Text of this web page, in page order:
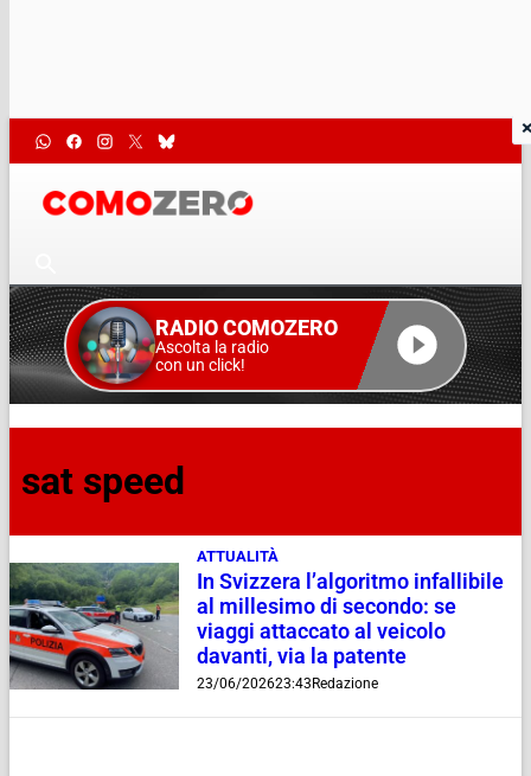
RADIO COMOZERO
Ascolta la radio
con un click!
sat speed
ATTUALITÀ
In Svizzera l’algoritmo infallibile
al millesimo di secondo: se
viaggi attaccato al veicolo
davanti, via la patente
23/06/202623:43Redazione